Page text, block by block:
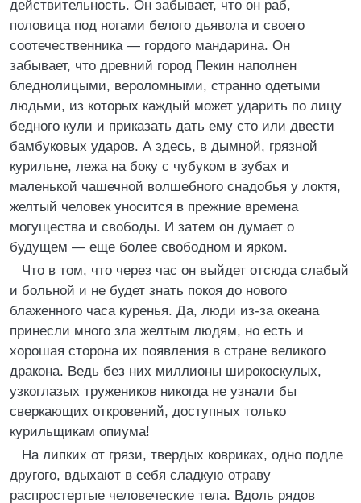
действительность. Он забывает, что он раб,
половица под ногами белого дьявола и своего
соотечественника — гордого мандарина. Он
забывает, что древний город Пекин наполнен
бледнолицыми, вероломными, странно одетыми
людьми, из которых каждый может ударить по лицу
бедного кули и приказать дать ему сто или двести
бамбуковых ударов. А здесь, в дымной, грязной
курильне, лежа на боку с чубуком в зубах и
маленькой чашечной волшебного снадобья у локтя,
желтый человек уносится в прежние времена
могущества и свободы. И затем он думает о
будущем — еще более свободном и ярком.
Что в том, что через час он выйдет отсюда слабый
и больной и не будет знать покоя до нового
блаженного часа куренья. Да, люди из-за океана
принесли много зла желтым людям, но есть и
хорошая сторона их появления в стране великого
дракона. Ведь без них миллионы широкоскулых,
узкоглазых тружеников никогда не узнали бы
сверкающих откровений, доступных только
курильщикам опиума!
На липких от грязи, твердых ковриках, одно подле
другого, вдыхают в себя сладкую отраву
распростертые человеческие тела. Вдоль рядов